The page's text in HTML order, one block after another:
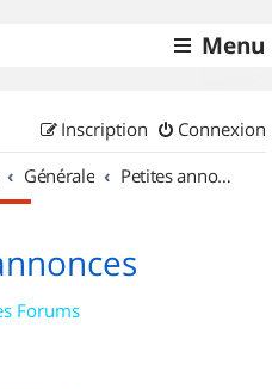
Menu
Connexion
Inscription
Générale Petites annonces
Forums